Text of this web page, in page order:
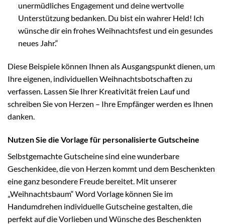
unermüdliches Engagement und deine wertvolle
Unterstützung bedanken. Du bist ein wahrer Held! Ich
wünsche dir ein frohes Weihnachtsfest und ein gesundes
neues Jahr.“
Diese Beispiele können Ihnen als Ausgangspunkt dienen, um
Ihre eigenen, individuellen Weihnachtsbotschaften zu
verfassen. Lassen Sie Ihrer Kreativität freien Lauf und
schreiben Sie von Herzen – Ihre Empfänger werden es Ihnen
danken.
Nutzen Sie die Vorlage für personalisierte Gutscheine
Selbstgemachte Gutscheine sind eine wunderbare
Geschenkidee, die von Herzen kommt und dem Beschenkten
eine ganz besondere Freude bereitet. Mit unserer
„Weihnachtsbaum“ Word Vorlage können Sie im
Handumdrehen individuelle Gutscheine gestalten, die
perfekt auf die Vorlieben und Wünsche des Beschenkten